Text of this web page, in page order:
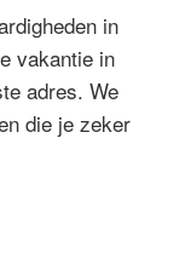
in
vakantie in
adres. We
die je zeker